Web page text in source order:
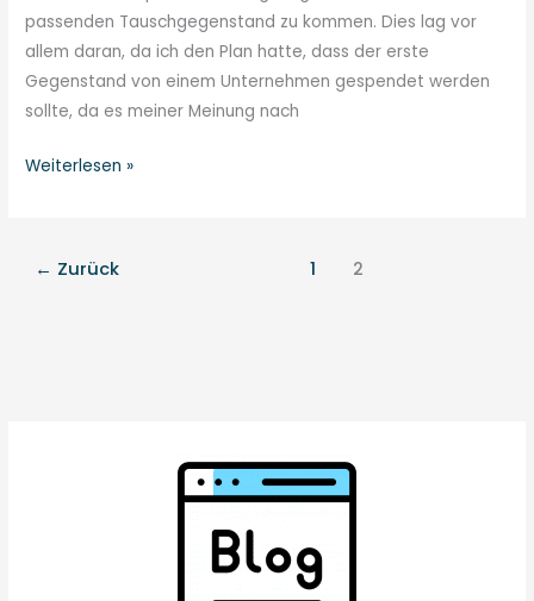
passenden Tauschgegenstand zu kommen. Dies lag vor
allem daran, da ich den Plan hatte, dass der erste
Gegenstand von einem Unternehmen gespendet werden
sollte, da es meiner Meinung nach
Weiterlesen »
← Zurück 1 2